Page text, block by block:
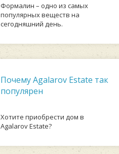
Формалин – одно из самых
популярных веществ на
сегодняшний день.
Почему Agalarov Estate так
популярен
Хотите приобрести дом в
Agalarov Estate?